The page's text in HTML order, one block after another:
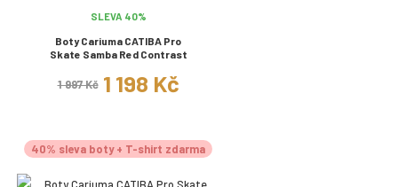
SLEVA 40%
Boty Cariuma CATIBA Pro
Skate Samba Red Contrast
1 997 Kč 1 198 Kč
40% sleva boty + T-shirt zdarma